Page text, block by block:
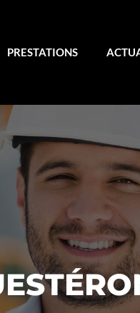
PRESTATIONS